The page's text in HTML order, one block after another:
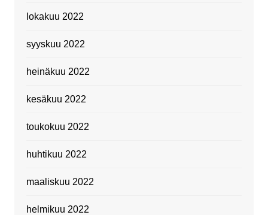
lokakuu 2022
syyskuu 2022
heinäkuu 2022
kesäkuu 2022
toukokuu 2022
huhtikuu 2022
maaliskuu 2022
helmikuu 2022